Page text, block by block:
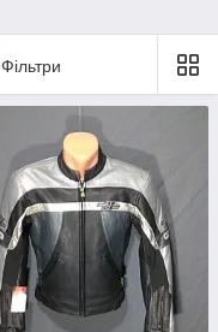
Фільтри